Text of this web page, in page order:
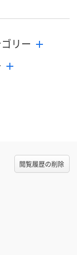
リー
閲覧履歴の削除